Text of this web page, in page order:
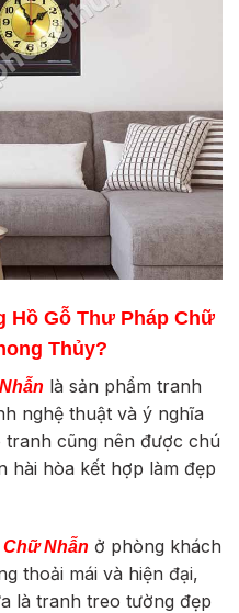
Hồ Gỗ Thư Pháp Chữ
Thủy?
là sản phẩm tranh
nghệ thuật và ý nghĩa
cũng nên được chú
hài hòa kết hợp làm đẹp
Nhẫn ở phòng khách
thoải mái và hiện đại,
là tranh treo tường đẹp